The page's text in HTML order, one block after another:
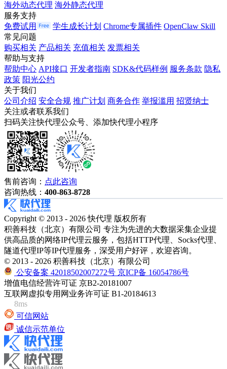
海外动态代理 海外静态代理
服务支持
免费试用
学生成长计划 Chrome专属插件 OpenClaw Skill
常见问题
购买相关 产品相关 充值相关 发票相关
帮助与支持
帮助中心 API接口 开发者指南 SDK&代码样例 服务条款 隐私
政策 阳光公约
关于我们
公司介绍 安全合规 推广计划 商务合作 举报滥用 招贤纳士
关注或者联系我们
扫码关注快代理公众号、添加快代理小程序
售前咨询： 点此咨询
咨询热线： 400-863-8728
Copyright © 2013 - 2026 快代理 版权所有
积善科技（北京）有限公司 专注为先进的大数据采集企业提
供高品质的网络IP代理云服务，包括HTTP代理、Socks代理、
隧道代理IP等IP代理服务，深受用户好评，欢迎咨询。
© 2013 - 2026 积善科技（北京）有限公司
公安备案 42018502007272号 京ICP备 16054786号
增值电信经营许可证 京B2-20181007
互联网虚拟专用网业务许可证 B1-20184613
8ms
可信网站
诚信示范单位